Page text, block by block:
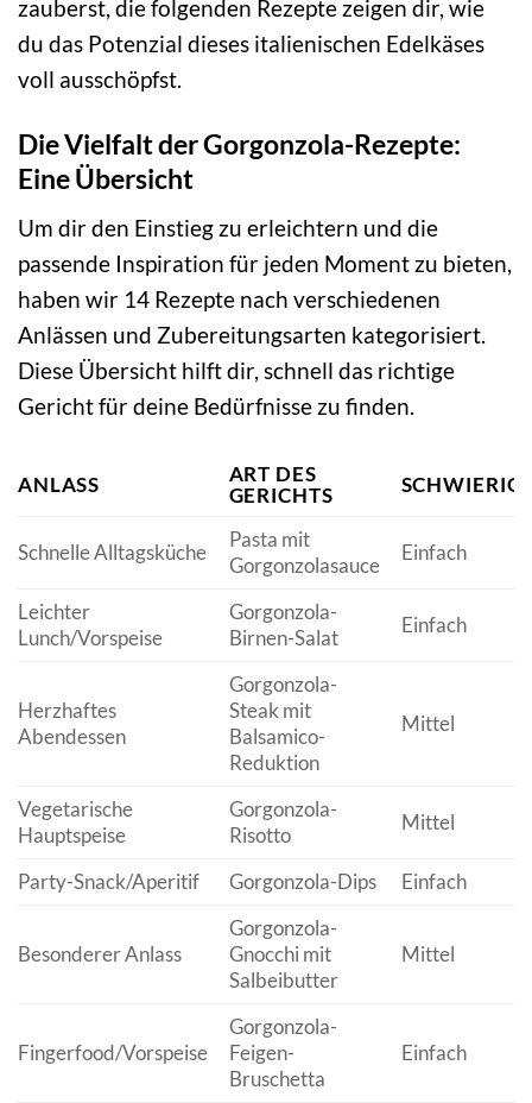
zauberst, die folgenden Rezepte zeigen dir, wie
du das Potenzial dieses italienischen Edelkäses
voll ausschöpfst.
Die Vielfalt der Gorgonzola-Rezepte:
Eine Übersicht
Um dir den Einstieg zu erleichtern und die
passende Inspiration für jeden Moment zu bieten,
haben wir 14 Rezepte nach verschiedenen
Anlässen und Zubereitungsarten kategorisiert.
Diese Übersicht hilft dir, schnell das richtige
Gericht für deine Bedürfnisse zu finden.
ANLASS
ART DES
GERICHTS
Schnelle Alltagsküche
Pasta mit
Gorgonzolasauce
Einfach
Leichter
Lunch/Vorspeise
Gorgonzola-
Birnen-Salat
Einfach
Herzhaftes
Abendessen
Gorgonzola-
Steak mit
Balsamico-
Reduktion
Mittel
Vegetarische
Hauptspeise
Gorgonzola-
Risotto
Mittel
Party-Snack/Aperitif Gorgonzola-Dips Einfach
Besonderer Anlass
Gorgonzola-
Gnocchi mit
Salbeibutter
Mittel
Fingerfood/Vorspeise
Gorgonzola-
Feigen-
Bruschetta
Einfach